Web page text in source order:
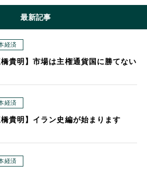
最新記事
経済
橋貴明】市場は主権通貨国に勝てない
経済
橋貴明】イラン史編が始まります
経済